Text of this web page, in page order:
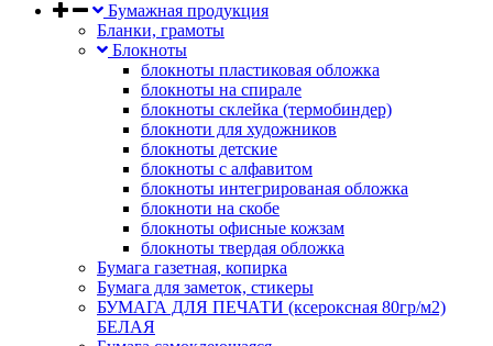
Бумажная продукция
Бланки, грамоты
Блокноты
блокноты пластиковая обложка
блокноты на спирале
блокноты склейка (термобиндер)
блокноти для художников
блокноты детские
блокноты с алфавитом
блокноты интегрированая обложка
блокноти на скобе
блокноты офисные кожзам
блокноты твердая обложка
Бумага газетная, копирка
Бумага для заметок, стикеры
БУМАГА ДЛЯ ПЕЧАТИ (ксероксная 80гр/м2)
БЕЛАЯ